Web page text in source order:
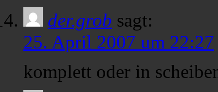
der.grob sagt:
25. April 2007 um 22:27
komplett oder in